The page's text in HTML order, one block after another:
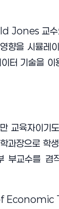
Jones교
향을 시뮬레
터 기술을 이
교육자이기
과장으로 학
부교수를 겸